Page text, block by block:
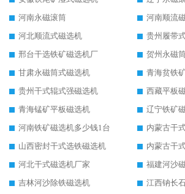
河南永磁滚筒
河南顺流
河北顺流式磁选机
贵州履带
邢台干选铁矿磁选机厂
贺州永磁
甘肃永磁筒式磁选机
青海贫铁
贵州干式辊式强磁选机
西藏平板
青海锰矿平板磁选机
辽宁铁矿
河南铁矿磁选机多少钱1台
内蒙古干
山西密封干式选铁磁选机
河北干式磁选机厂家
福建河沙
吉林河沙除铁磁选机
江西钠长